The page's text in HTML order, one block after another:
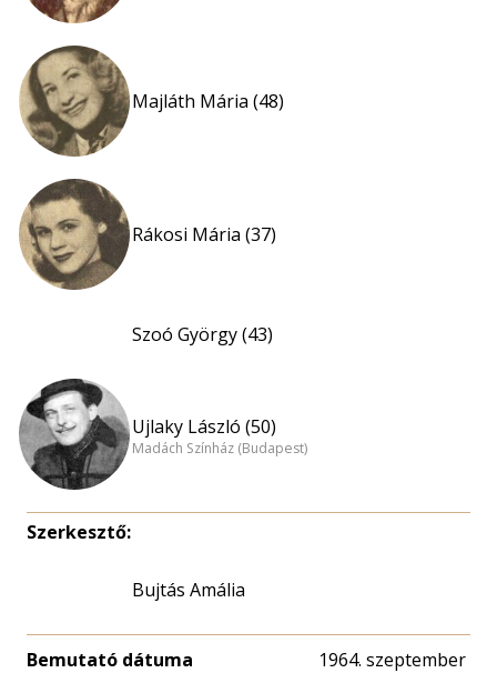
Majláth Mária (48)
Rákosi Mária (37)
Szoó György (43)
Ujlaky László (50)
Madách Színház (Budapest)
Szerkesztő:
Bujtás Amália
Bemutató dátuma
1964. szeptember